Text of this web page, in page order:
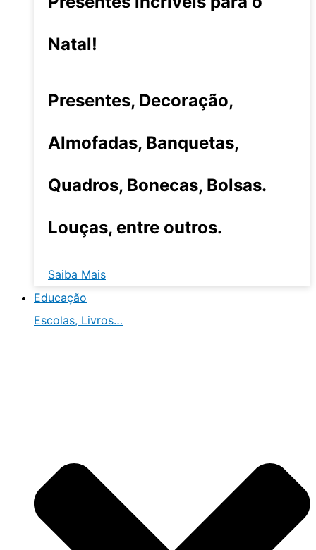
Natal!
Presentes, Decoração,
Almofadas, Banquetas,
Quadros, Bonecas, Bolsas.
Louças, entre outros.
Saiba Mais
Educação
Escolas, Livros…